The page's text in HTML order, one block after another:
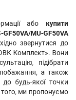
або купити
MU-GF50VA
звернутися до
Комплект». Вони
підібрати
а також
будь-якої точки
ми пропонуємо